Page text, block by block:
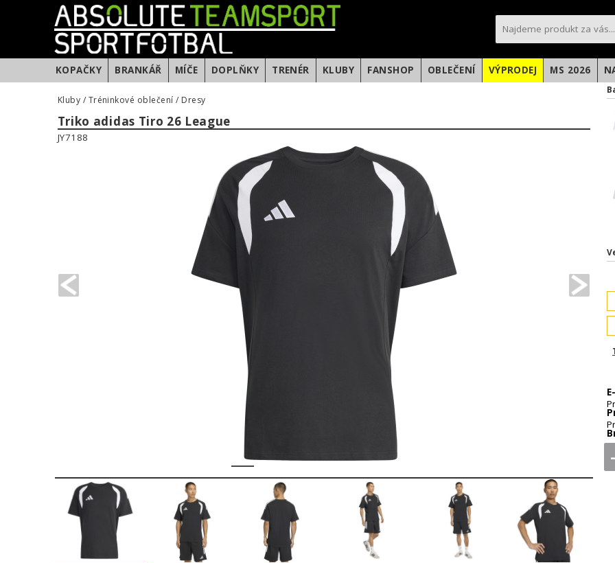
KOPAČKY BRANKÁŘ MÍČE DOPLŇKY TRENÉR KLUBY FANSHOP OBLEČENÍ VÝPRODEJ MS 2026
Kluby / Tréninkové oblečení / Dresy
Triko adidas Tiro 26 League
PREVIOUS
1 2 3 4 5 6 7
JY7188